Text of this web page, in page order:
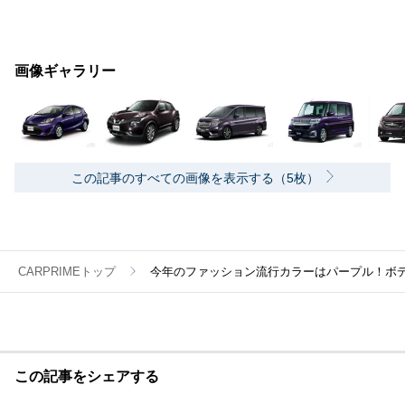
画像ギャラリー
この記事のすべての画像を表示する（5枚）
CARPRIMEトップ 今年のファッション流行カラーはパープル！ボ
この記事をシェアする